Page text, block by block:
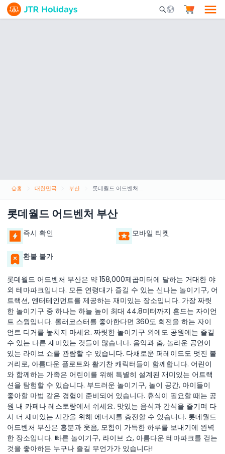
Mobile Search
홈 대한민국 부산 롯데월드 어드벤처 부산
롯데월드 어드벤처 부산
즉시 확인 모바일 티켓
환불 불가
롯데월드 어드벤처 부산은 약 158,000제곱미터에 달하는 거대한 야
외 테마파크입니다. 모든 연령대가 즐길 수 있는 신나는 놀이기구, 어
트랙션, 엔터테인먼트를 제공하는 재미있는 장소입니다. 가장 짜릿
한 놀이기구 중 하나는 하늘 높이 최대 44.8미터까지 흔드는 자이언
트 스윙입니다. 롤러코스터를 좋아한다면 360도 회전을 하는 자이
언트 디거를 놓치지 마세요. 짜릿한 놀이기구 외에도 공원에는 즐길
수 있는 다른 재미있는 것들이 많습니다. 음악과 춤, 놀라운 공연이
있는 라이브 쇼를 관람할 수 있습니다. 다채로운 퍼레이드도 멋진 볼
거리로, 아름다운 플로트와 활기찬 캐릭터들이 함께합니다. 어린이
와 함께하는 가족은 어린이를 위해 특별히 설계된 재미있는 어트랙
션을 탐험할 수 있습니다. 부드러운 놀이기구, 놀이 공간, 아이들이
좋아할 마법 같은 경험이 준비되어 있습니다. 휴식이 필요할 때는 공
원 내 카페나 레스토랑에서 쉬세요. 맛있는 음식과 간식을 즐기며 다
시 더 재미있는 시간을 위해 에너지를 충전할 수 있습니다. 롯데월드
어드벤처 부산은 흥분과 웃음, 모험이 가득한 하루를 보내기에 완벽
한 장소입니다. 빠른 놀이기구, 라이브 쇼, 아름다운 테마파크를 걷는
것을 좋아하든 누구나 즐길 무언가가 있습니다!